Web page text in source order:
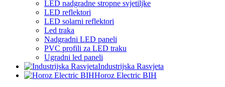
LED nadgradne stropne svjetiljke
LED reflektori
LED solarni reflektori
Led traka
Nadgradni LED paneli
PVC profili za LED traku
Ugradni led paneli
Industrijska Rasvjeta
Horoz Electric BIH